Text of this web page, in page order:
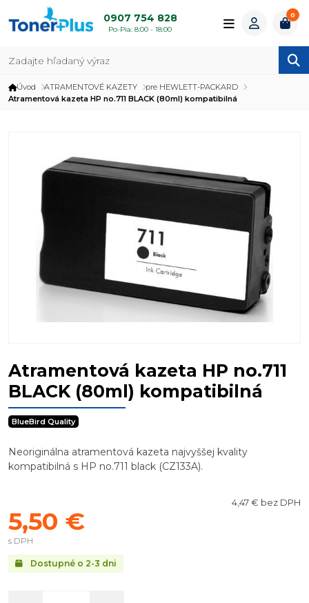
0907 754 828
Po-Pia: 8:00 - 18:00
0
Úvod ATRAMENTOVÉ KAZETY
pre HEWLETT-PACKARD
Atramentová kazeta HP no.711 BLACK (80ml) kompatibilná
Atramentová kazeta HP no.711
BLACK (80ml) kompatibilná
BlueBird Quality
Neoriginálna atramentová kazeta najvyššej kvality
kompatibilná s HP no.711 black (CZ133A).
Dostupné o 2-3 dni
4,47 € bez DPH
5,50 €
s DPH